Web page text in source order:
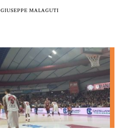
GIUSEPPE MALAGUTI